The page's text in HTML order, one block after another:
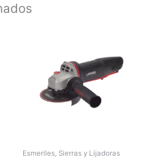
Esmeriles, Sierras y Lijadoras